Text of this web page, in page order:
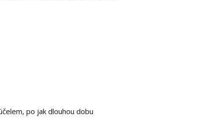
po jak dlouhou dobu